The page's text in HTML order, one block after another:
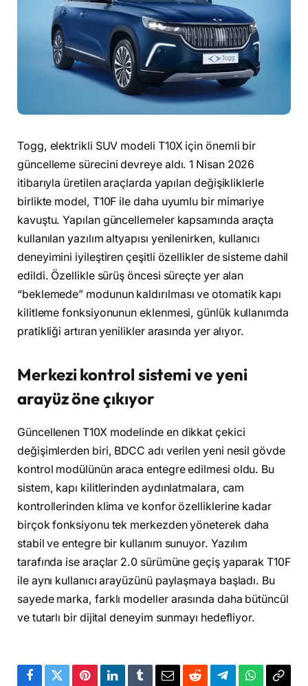
Togg, elektrikli SUV modeli T10X için önemli bir
güncelleme sürecini devreye aldı. 1 Nisan 2026
itibarıyla üretilen araçlarda yapılan değişikliklerle
birlikte model, T10F ile daha uyumlu bir mimariye
kavuştu. Yapılan güncellemeler kapsamında araçta
kullanılan yazılım altyapısı yenilenirken, kullanıcı
deneyimini iyileştiren çeşitli özellikler de sisteme dahil
edildi. Özellikle sürüş öncesi süreçte yer alan
“beklemede” modunun kaldırılması ve otomatik kapı
kilitleme fonksiyonunun eklenmesi, günlük kullanımda
pratikliği artıran yenilikler arasında yer alıyor.
Merkezi kontrol sistemi ve yeni
arayüz öne çıkıyor
Güncellenen T10X modelinde en dikkat çekici
değişimlerden biri, BDCC adı verilen yeni nesil gövde
kontrol modülünün araca entegre edilmesi oldu. Bu
sistem, kapı kilitlerinden aydınlatmalara, cam
kontrollerinden klima ve konfor özelliklerine kadar
birçok fonksiyonu tek merkezden yöneterek daha
stabil ve entegre bir kullanım sunuyor. Yazılım
tarafında ise araçlar 2.0 sürümüne geçiş yaparak T10F
ile aynı kullanıcı arayüzünü paylaşmaya başladı. Bu
sayede marka, farklı modeller arasında daha bütüncül
ve tutarlı bir dijital deneyim sunmayı hedefliyor.